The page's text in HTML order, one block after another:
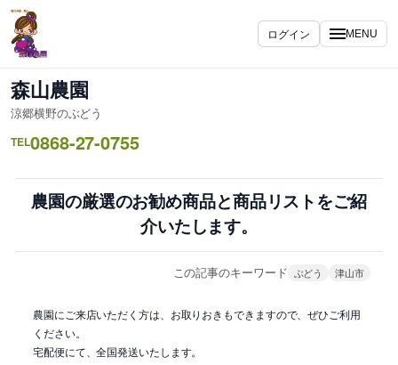
内
容
を
ス
キ
ッ
プ
ログイン MENU
森山農園
涼郷横野のぶどう
TEL0868-27-0755
農園の厳選のお勧め商品と商品リストをご紹
介いたします。
この記事のキーワード ぶどう 津山市
農園にご来店いただく方は、お取りおきもできますので、ぜひご利用
ください。
宅配便にて、全国発送いたします。